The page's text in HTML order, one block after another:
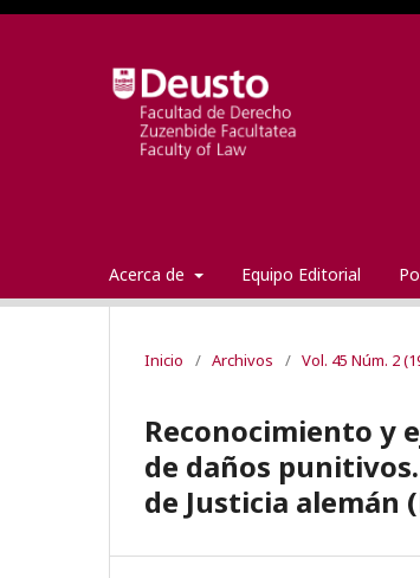
Acerca de Equipo Editorial
Inicio / Archivos / Vol. 45 Núm. 2
Reconocimiento y
de daños
de Justicia alemán